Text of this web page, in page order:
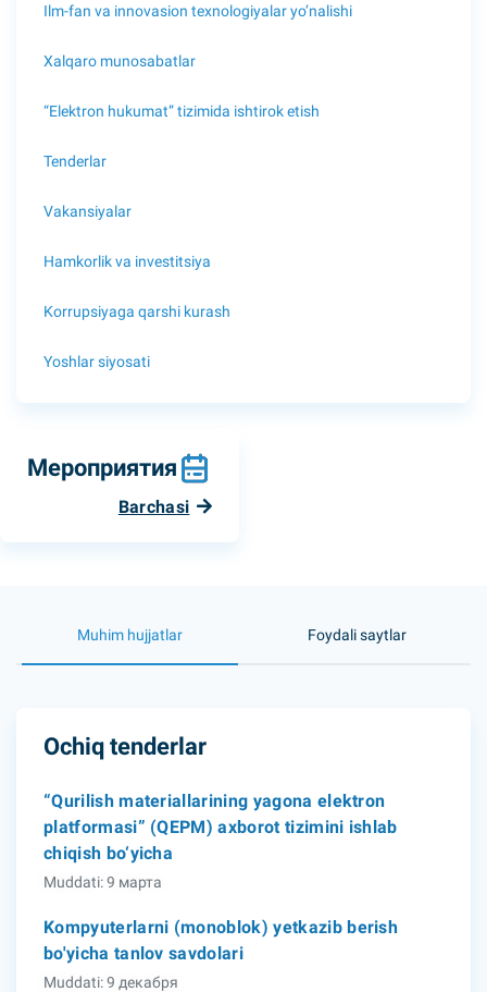
Ilm-fan va innovasion texnologiyalar yo’nalishi
Xalqaro munosabatlar
“Elektron hukumat” tizimida ishtirok etish
Tenderlar
Vakansiyalar
Hamkorlik va investitsiya
Korrupsiyaga qarshi kurash
Yoshlar siyosati
Мероприятия
Barchasi
Muhim hujjatlar Foydali saytlar
Ochiq tenderlar
“Qurilish materiallarining yagona elektron
platformasi” (QEPM) axborot tizimini ishlab
chiqish bo‘yicha
Muddati: 9 марта
Kompyuterlarni (monoblok) yetkazib berish
bo'yicha tanlov savdolari
Muddati: 9 декабря